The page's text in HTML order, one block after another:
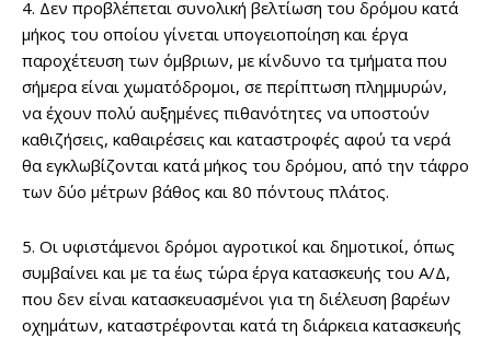
4. Δεν προβλέπεται συνολική βελτίωση του δρόμου κατά
μήκος του οποίου γίνεται υπογειοποίηση και έργα
παροχέτευση των όμβριων, με κίνδυνο τα τμήματα που
σήμερα είναι χωματόδρομοι, σε περίπτωση πλημμυρών,
να έχουν πολύ αυξημένες πιθανότητες να υποστούν
καθιζήσεις, καθαιρέσεις και καταστροφές αφού τα νερά
θα εγκλωβίζονται κατά μήκος του δρόμου, από την τάφρο
των δύο μέτρων βάθος και 80 πόντους πλάτος.
5. Οι υφιστάμενοι δρόμοι αγροτικοί και δημοτικοί, όπως
συμβαίνει και με τα έως τώρα έργα κατασκευής του Α/Δ,
που δεν είναι κατασκευασμένοι για τη διέλευση βαρέων
οχημάτων, καταστρέφονται κατά τη διάρκεια κατασκευής